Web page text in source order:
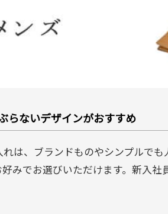
らないデザインがおすすめ
は、ブランドものやシンプルでも
みでお選びいただけます。新入社